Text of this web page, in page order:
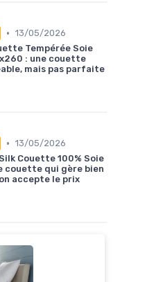
• 13/05/2026
Tempérée Soie
: une couette
mais pas parfaite
• 13/05/2026
Couette 100% Soie
couette qui gère bien
accepte le prix